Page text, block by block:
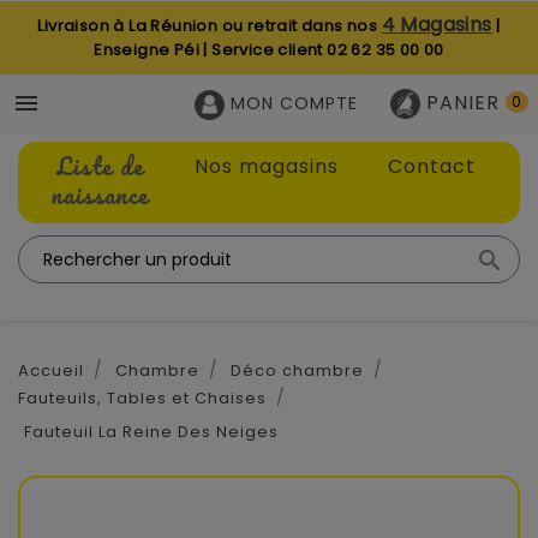
Livraison à La Réunion ou retrait dans nos 4 Magasins |
Enseigne Péi | Service client02 62 35 00 00
 PANIER 0
MON COMPTE
Liste de
naissance
Nos magasins Contact

Accueil Chambre
Déco chambre
Fauteuils, Tables et Chaises
Fauteuil La Reine Des Neiges